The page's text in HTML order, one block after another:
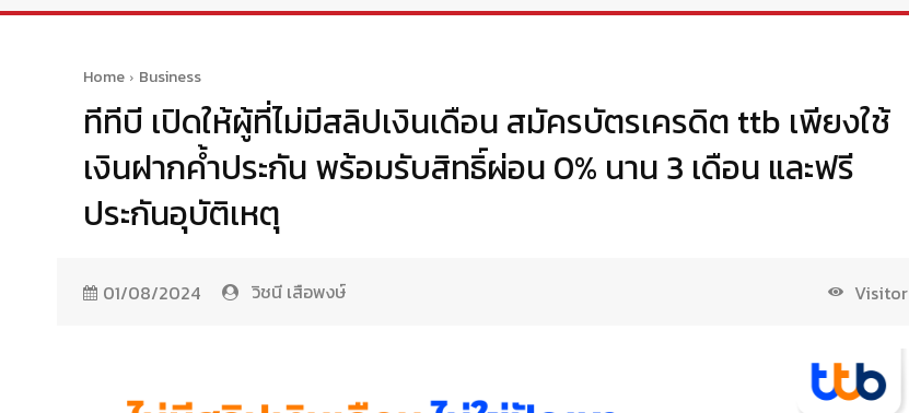
Home Business
ทีทีบี เปิดให้ผู้ที่ไม่มีสลิปเงินเดือน สมัครบัตรเครดิต ttb เพียงใช้
เงินฝากค้ำประกัน พร้อมรับสิทธิ์ผ่อน 0% นาน 3 เดือน และฟรี
ประกันอุบัติเหตุ
01/08/2024 วิชนี เสือพงษ์ Visitor